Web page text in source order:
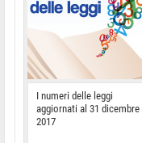
I numeri delle leggi
aggiornati al 31 dicembre
2017